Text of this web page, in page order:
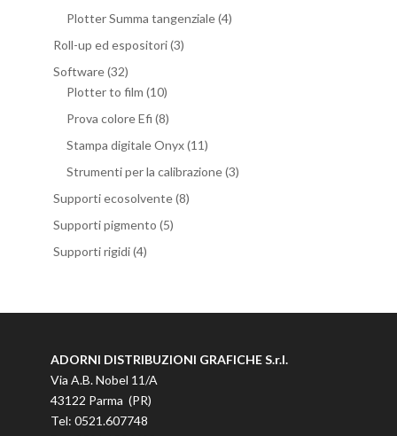
Plotter Summa tangenziale(4)
Roll-up ed espositori(3)
Software(32)
Plotter to film (10)
Prova colore Efi (8)
Stampa digitale Onyx(11)
Strumenti per la calibrazione(3)
Supporti ecosolvente(8)
Supporti pigmento (5)
Supporti rigidi(4)
ADORNI DISTRIBUZIONI GRAFICHE S.r.l.
Via A.B. Nobel 11/A
43122 Parma (PR)
Tel: 0521.607748